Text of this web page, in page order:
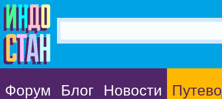
Форум Блог Новости